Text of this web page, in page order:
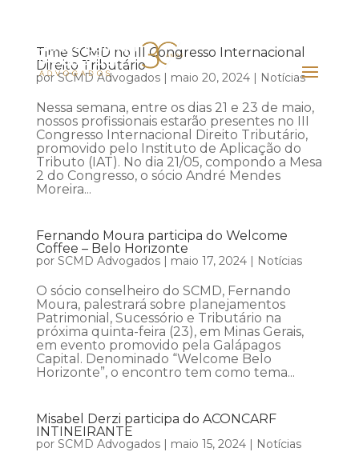
Time SCMD no III Congresso Internacional
Direito Tributário
porSCMD Advogados| maio 20, 2024| Notícias
Nessa semana, entre os dias 21 e 23 de maio,
nossos profissionais estarão presentes no III
Congresso Internacional Direito Tributário,
promovido pelo Instituto de Aplicação do
Tributo (IAT). No dia 21/05, compondo a Mesa
2 do Congresso, o sócio André Mendes
Moreira...
Fernando Moura participa do Welcome
Coffee – Belo Horizonte
por SCMD Advogados| maio 17, 2024| Notícias
O sócio conselheiro do SCMD, Fernando
Moura, palestrará sobre planejamentos
Patrimonial, Sucessório e Tributário na
próxima quinta-feira (23), em Minas Gerais,
em evento promovido pela Galápagos
Capital. Denominado “Welcome Belo
Horizonte”, o encontro tem como tema...
Misabel Derzi participa do ACONCARF
INTINEIRANTE
por SCMD Advogados| maio 15, 2024| Notícias